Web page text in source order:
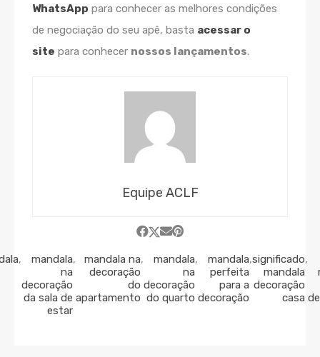
WhatsApp para conhecer as melhores condições
de negociação do seu apê, basta acessar o
site para conhecer nossos lançamentos.
Equipe ACLF
,
mandala
na
decoração
da sala de
estar
,
mandala na
decoração
do
apartamento
,
mandala
na
decoração
do quarto
,
mandala
perfeita
para a
decoração
,significado
mandala
decoração
casa
,